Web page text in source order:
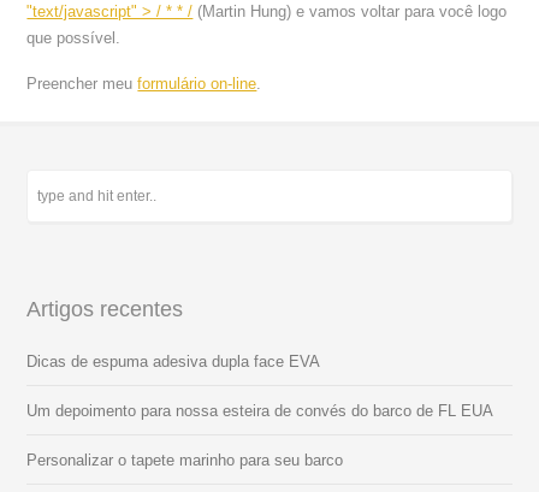
"text/javascript" > / * * / (Martin Hung) e vamos voltar para você logo
que possível.
Preencher meuformulário on-line.
Artigos recentes
Dicas de espuma adesiva dupla face EVA
Um depoimento para nossa esteira de convés do barco de FL EUA
Personalizar o tapete marinho para seu barco